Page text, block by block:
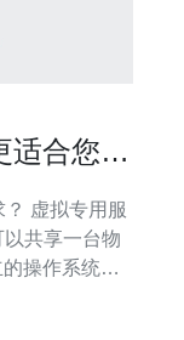
适合您的
服
共享一台物
操作系统和
VPS和台湾